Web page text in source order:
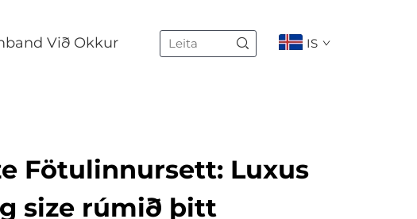
Við Okkur IS
Fötulinnursett: Luxus
size rúmið þitt